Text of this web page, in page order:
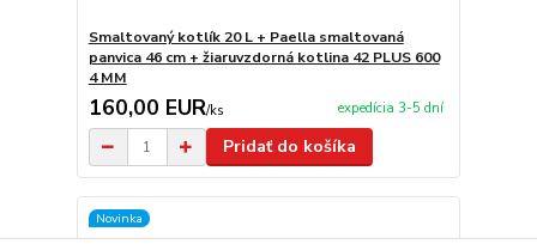
Smaltovaný kotlík 20 L + Paella smaltovaná
panvica 46 cm + žiaruvzdorná kotlina 42 PLUS 600
4 MM
160,00 EUR/ks expedícia 3-5 dní
Pridať do košíka
Novinka